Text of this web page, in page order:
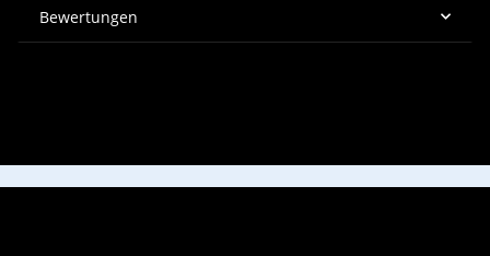
Bewertungen